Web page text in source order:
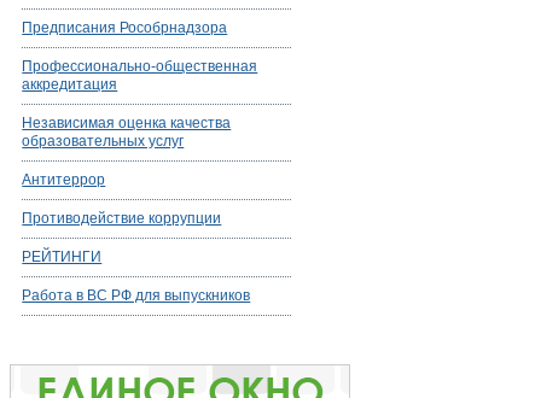
Предписания Рособрнадзора
Профессионально-общественная
аккредитация
Независимая оценка качества
образовательных услуг
Антитеррор
Противодействие коррупции
РЕЙТИНГИ
Работа в ВС РФ для выпускников